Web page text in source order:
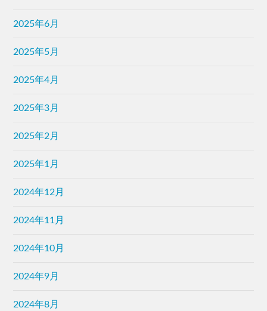
2025年6月
2025年5月
2025年4月
2025年3月
2025年2月
2025年1月
2024年12月
2024年11月
2024年10月
2024年9月
2024年8月